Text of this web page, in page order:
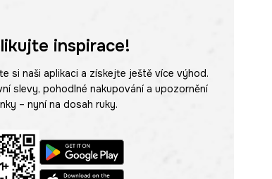
inspirace!
si naši aplikaci a získejte ještě více výhod.
slevy, pohodlné nakupování a upozornění
– nyní na dosah ruky.